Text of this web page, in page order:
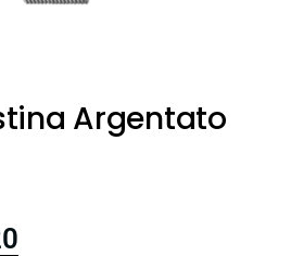
Argentato